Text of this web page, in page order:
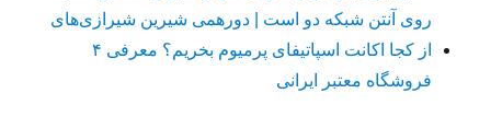
روی آنتن شبکه دو است | دورهمی شیرین شیرازی‌های
از کجا اکانت اسپاتیفای پرمیوم بخریم؟ معرفی ۴
فروشگاه معتبر ایرانی